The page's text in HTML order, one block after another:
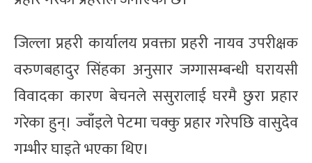
जिल्ला प्रहरी कार्यालय प्रवक्ता प्रहरी नायव उपरीक्षक
वरुणबहादुर सिंहका अनुसार जग्गासम्बन्धी घरायसी
विवादका कारण बेचनले ससुरालाई घरमै छुरा प्रहार
गरेका हुन्। ज्वाँइले पेटमा चक्कु प्रहार गरेपछि वासुदेव
गम्भीर घाइते भएका थिए।